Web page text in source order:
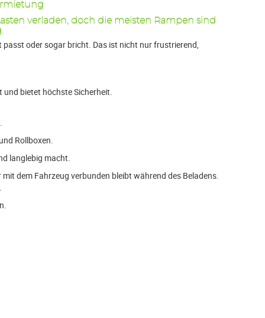
verladen, doch die meisten Rampen sind
passt oder sogar bricht. Das ist nicht nur frustrierend,
und bietet höchste Sicherheit.
Rollboxen.
langlebig macht.
dem Fahrzeug verbunden bleibt während des Beladens.